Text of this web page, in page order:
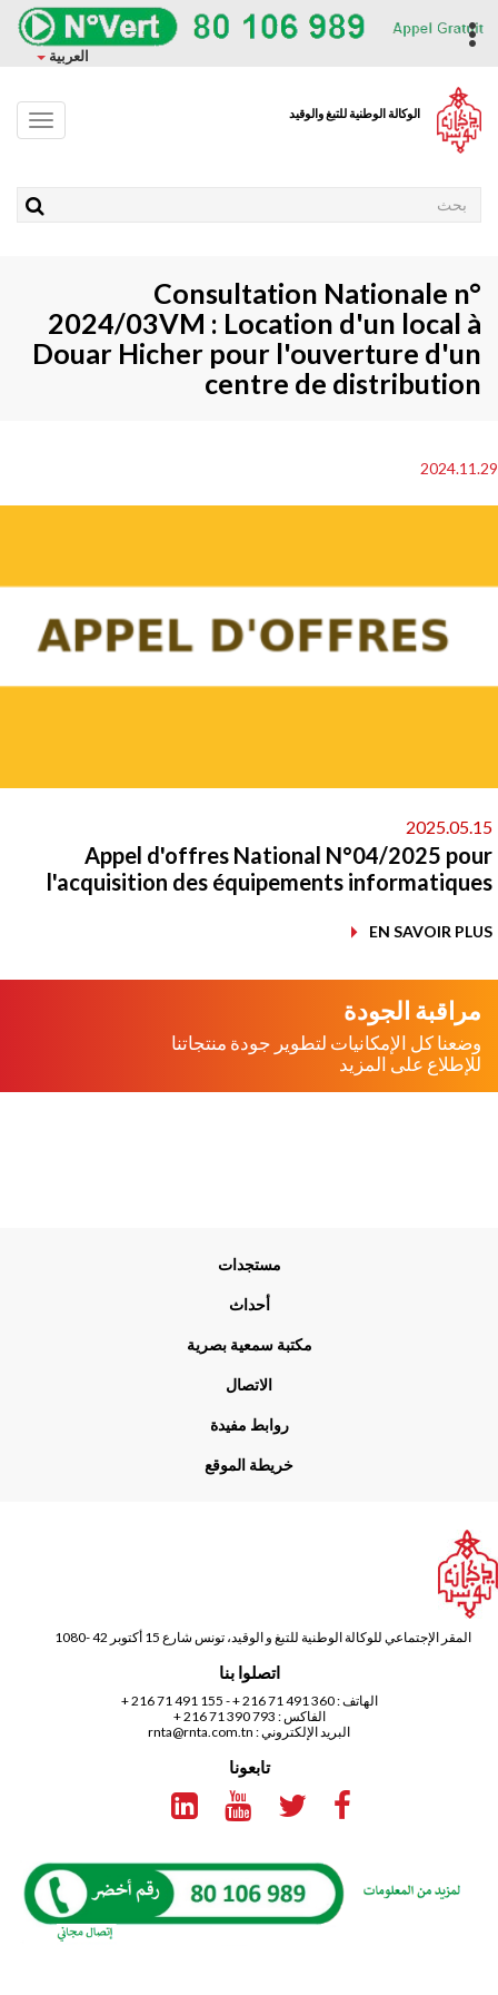
العربية
الوكالة الوطنية للتبغ والوقيد
Toggle
Consultation Nationale n°
2024/03VM : Location d'un local à
Douar Hicher pour l'ouverture d'un
centre de distribution
Appel d'offres National N°04/2025
l'acquisition des équipements
EN SAVOIR
مراقبة الجودة
وضعنا كل الإمكانيات لتطوير جودة منتجاتنا
للإطلاع على المزيد
مستجدات
أحداث
مكتبة سمعية بصرية
الاتصال
روابط مفيدة
خريطة الموقع
المقر الإجتماعي للوكالة الوطنية للتبغ و الوقيد، تونس شارع 15 أكتوبر 42 -1080
اتصلوا بنا
الهاتف :360 491 71 216 +
-
155 491 71 216 +
الفاكس : 793 390 71 216 +
البريد الإلكتروني :rnta@rnta.com.tn
تابعونا